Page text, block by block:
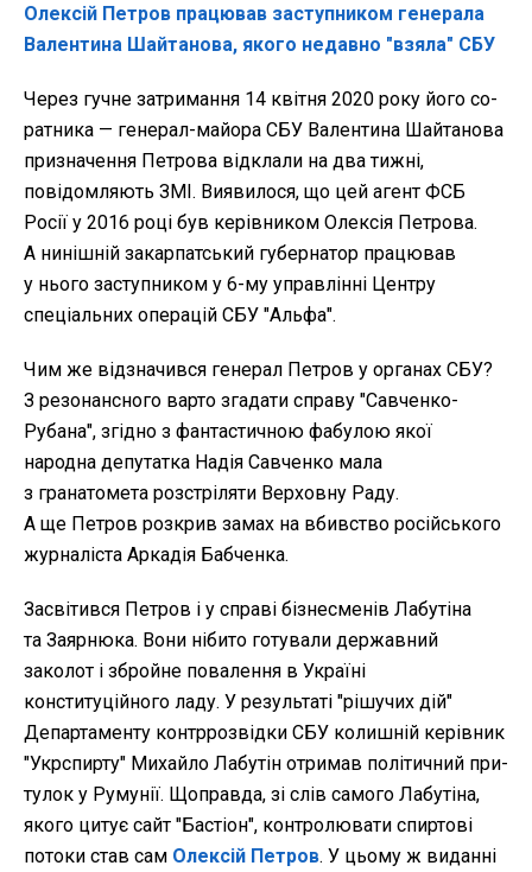
Олексій Петров працював заступником генерала
Валентина Шайтанова, якого недавно "взяла" СБУ
Через гучне затри­мання 14 квітня 2020 року його со­
ратника — генерал-майора СБУ Ва­лентина Шайтанова
призначення Петрова відклали на два тижні,
повідомляють ЗМІ. Виявилося, що цей агент ФСБ
Росії у 2016 році був керівником Олексія Петрова.
А нинішній закарпатський губерна­тор працював
у нього заступником у 6-му управлінні Центру
спеціаль­них операцій СБУ "Альфа".
Чим же відзначився генерал Петров у органах СБУ?
З резо­нансного варто згадати справу "Савченко-
Рубана", згідно з фан­тастичною фабулою якої
народна депутатка Надія Савченко мала
з гранатомета розстріляти Верхо­вну Раду.
А ще Петров розкрив за­мах на вбивство російського
жур­наліста Аркадія Бабченка.
Засвітився Петров і у справі бізнесменів Лабутіна
та Заярню­ка. Вони нібито готували держав­ний
заколот і збройне повалення в Україні
конституційного ладу. У результаті "рішучих дій"
Департа­менту контррозвідки СБУ колиш­ній керівник
"Укрспирту" Михайло Лабутін отримав політичний при­
тулок у Румунії. Щоправда, зі слів самого Лабутіна,
якого цитує сайт "Бастіон", контролювати спирто­ві
потоки став сам Олексій Петров. У цьому ж виданні